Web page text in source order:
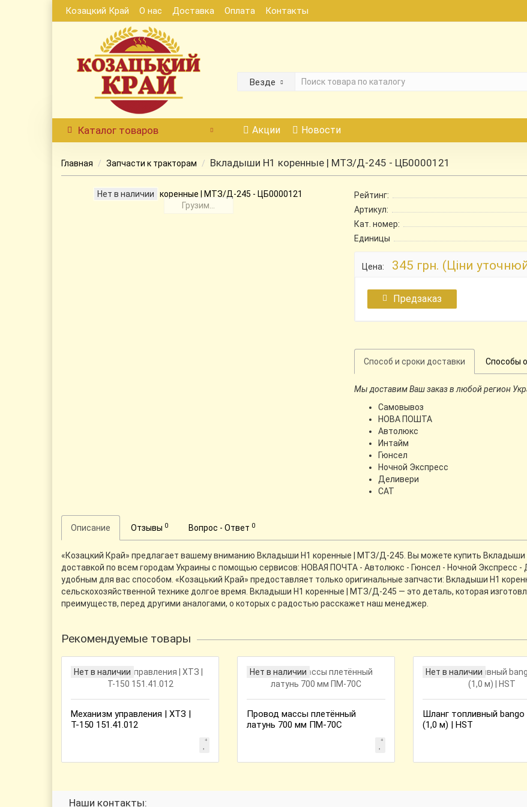
Козацкий Край О нас Доставка Оплата Контакты
Везде
Каталог товаров Акции Новости
Главная Запчасти к тракторам Вкладыши Н1 коренные | МТЗ/Д-245 - ЦБ0000121
Нет в наличии
Грузим...
Рейтинг:
Артикул:
Кат. номер:
Единицы
Цена: 345 грн. (Ціни
Предзаказ
Способ и сроки доставки Способы
Мы доставим Ваш заказ в любой регион
Самовывоз
НОВА ПОШТА
Автолюкс
Интайм
Гюнсел
Ночной Экспресс
Деливери
CАТ
Описание Отзывы 0 Вопрос - Ответ 0
«Козацкий Край» предлагает вашему вниманию Вкладыши Н1 коренные | МТЗ/Д-245. Вы можете купить
доставкой по всем городам Украины с помощью сервисов: НОВАЯ ПОЧТА - Автолюкс - Гюнсел - Ночной Экспресс
удобным для вас способом. «Козацький Край» предоставляет только оригинальные запчасти: Вкладыши Н1
сельскохозяйственной технике долгое время. Вкладыши Н1 коренные | МТЗ/Д-245 — это деталь, которая
преимуществ, перед другими аналогами, о которых с радостью расскажет наш менеджер.
Рекомендуемые товары
Нет в наличии
Механизм управления | ХТЗ |
Т-150 151.41.012
Нет в наличии
Провод массы плетённый
латунь 700 мм ПМ-70С
Нет в наличии
Шланг топливный bango
(1,0 м) | HST
Наши контакты: